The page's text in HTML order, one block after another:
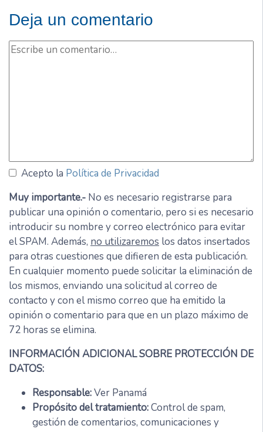
Deja un comentario
Acepto la Política de Privacidad
Muy importante.- No es necesario registrarse para
publicar una opinión o comentario, pero si es necesario
introducir su nombre y correo electrónico para evitar
el SPAM. Además, no utilizaremos los datos insertados
para otras cuestiones que difieren de esta publicación.
En cualquier momento puede solicitar la eliminación de
los mismos, enviando una solicitud al correo de
contacto y con el mismo correo que ha emitido la
opinión o comentario para que en un plazo máximo de
72 horas se elimina.
INFORMACIÓN ADICIONAL SOBRE PROTECCIÓN DE
DATOS:
Responsable:Ver Panamá
Propósito del tratamiento:Control de spam,
gestión de comentarios, comunicaciones y